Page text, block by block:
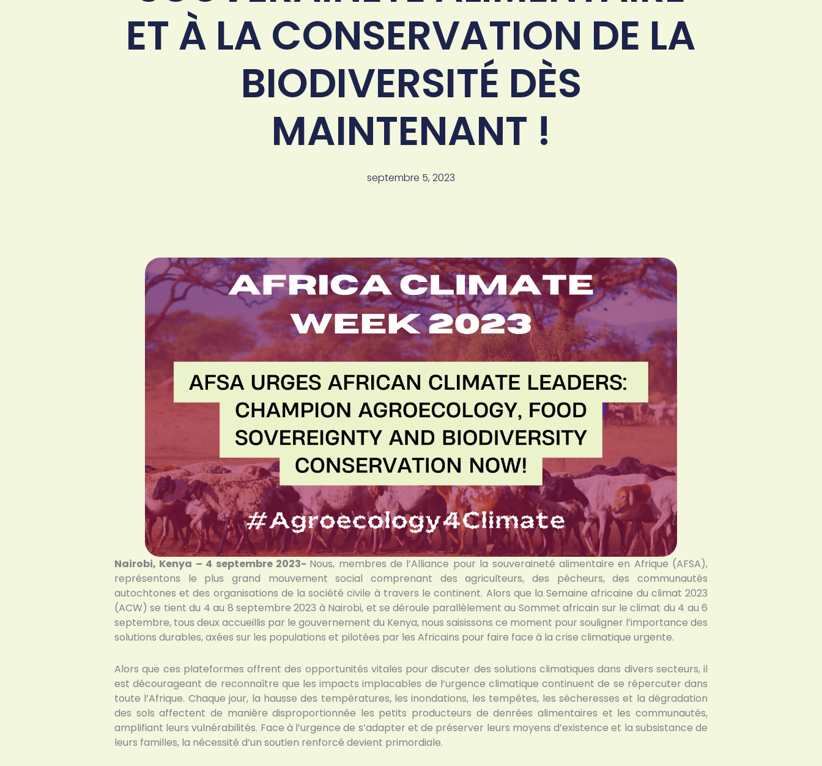
ET À LA CONSERVATION DE LA
BIODIVERSITÉ DÈS
MAINTENANT !
septembre 5, 2023
Nairobi, Kenya – 4 septembre 2023- Nous, membres de l’Alliance pour la souveraineté alimentaire en Afrique (AFSA),
représentons le plus grand mouvement social comprenant des agriculteurs, des pêcheurs, des communautés
autochtones et des organisations de la société civile à travers le continent. Alors que la Semaine africaine du climat 2023
(ACW) se tient du 4 au 8 septembre 2023 à Nairobi, et se déroule parallèlement au Sommet africain sur le climat du 4 au 6
septembre, tous deux accueillis par le gouvernement du Kenya, nous saisissons ce moment pour souligner l’importance des
solutions durables, axées sur les populations et pilotées par les Africains pour faire face à la crise climatique urgente.
Alors que ces plateformes offrent des opportunités vitales pour discuter des solutions climatiques dans divers secteurs, il
est décourageant de reconnaître que les impacts implacables de l’urgence climatique continuent de se répercuter dans
toute l’Afrique. Chaque jour, la hausse des températures, les inondations, les tempêtes, les sécheresses et la dégradation
des sols affectent de manière disproportionnée les petits producteurs de denrées alimentaires et les communautés,
amplifiant leurs vulnérabilités. Face à l’urgence de s’adapter et de préserver leurs moyens d’existence et la subsistance de
leurs familles, la nécessité d’un soutien renforcé devient primordiale.